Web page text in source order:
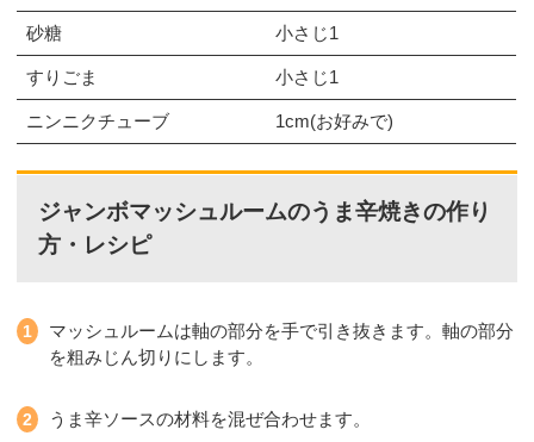
砂糖 小さじ1
すりごま 小さじ1
ニンニクチューブ 1cm(お好みで)
ジャンボマッシュルームのうま辛焼きの作り
方・レシピ
マッシュルームは軸の部分を手で引き抜きます。軸の部分
を粗みじん切りにします。
うま辛ソースの材料を混ぜ合わせます。